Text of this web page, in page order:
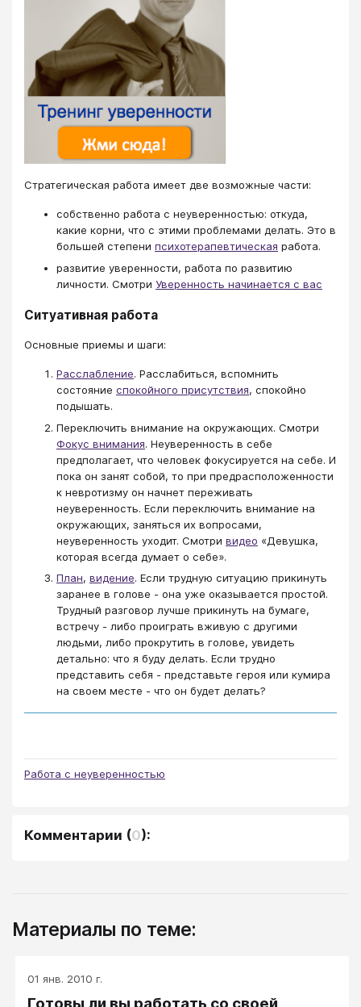
Стратегическая работа имеет две возможные части:
собственно работа с неуверенностью: откуда,
какие корни, что с этими проблемами делать. Это в
большей степени психотерапевтическая ​​​​​​​ работа.
развитие уверенности, работа по развитию
личности. Смотри Уверенность начинается с вас
Ситуативная работа
Основные приемы и шаги:
Расслабление. Расслабиться, вспомнить
состояние спокойного присутствия, спокойно
подышать.
Переключить внимание на окружающих. Смотри
Фокус внимания. Неуверенность в себе
предполагает, что человек фокусируется на себе. И
пока он занят собой, то при предрасположенности
к невротизму он начнет переживать
неуверенность. Если переключить внимание на
окружающих, заняться их вопросами,
неуверенность уходит. Смотри видео «Девушка,
которая всегда думает о себе».
План, видение. Если трудную ситуацию прикинуть
заранее в голове - она уже оказывается простой.
Трудный разговор лучше прикинуть на бумаге,
встречу - либо проиграть вживую с другими
людьми, либо прокрутить в голове, увидеть
детально: что я буду делать. Если трудно
представить себя - представьте героя или кумира
на своем месте - что он будет делать?
Работа с неуверенностью
Комментарии (0):
Материалы по теме:
01 янв. 2010 г.